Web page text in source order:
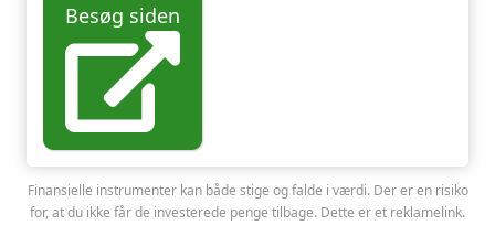
Besøg siden
Finansielle instrumenter kan både stige og falde i værdi. Der er en risiko
for, at du ikke får de investerede penge tilbage. Dette er et reklamelink.